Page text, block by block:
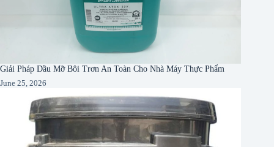
Giải Pháp Dầu Mỡ Bôi Trơn An Toàn Cho Nhà Máy Thực Phẩm
June 25, 2026